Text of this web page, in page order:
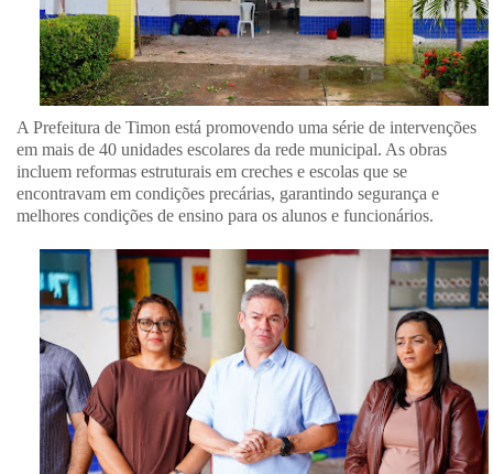
A Prefeitura de Timon está promovendo uma série de intervenções
em mais de 40 unidades escolares da rede municipal. As obras
incluem reformas estruturais em creches e escolas que se
encontravam em condições precárias, garantindo segurança e
melhores condições de ensino para os alunos e funcionários.